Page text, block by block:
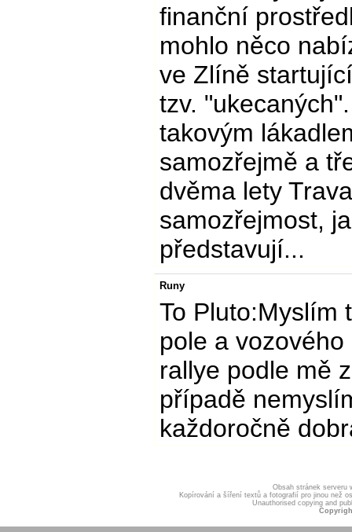
finanční
mohlo něco
ve Zlíně
tzv.
takovým
samozřejmě a
dvěma lety
samozřejmost,
představují...
Runy
To Pluto:Myslím
pole a
rallye podle mě
případě
každoročně
Obsah stránek serveru
Kopírování a šíření textů a fotografií pro jinou než
Unauthorised copying and